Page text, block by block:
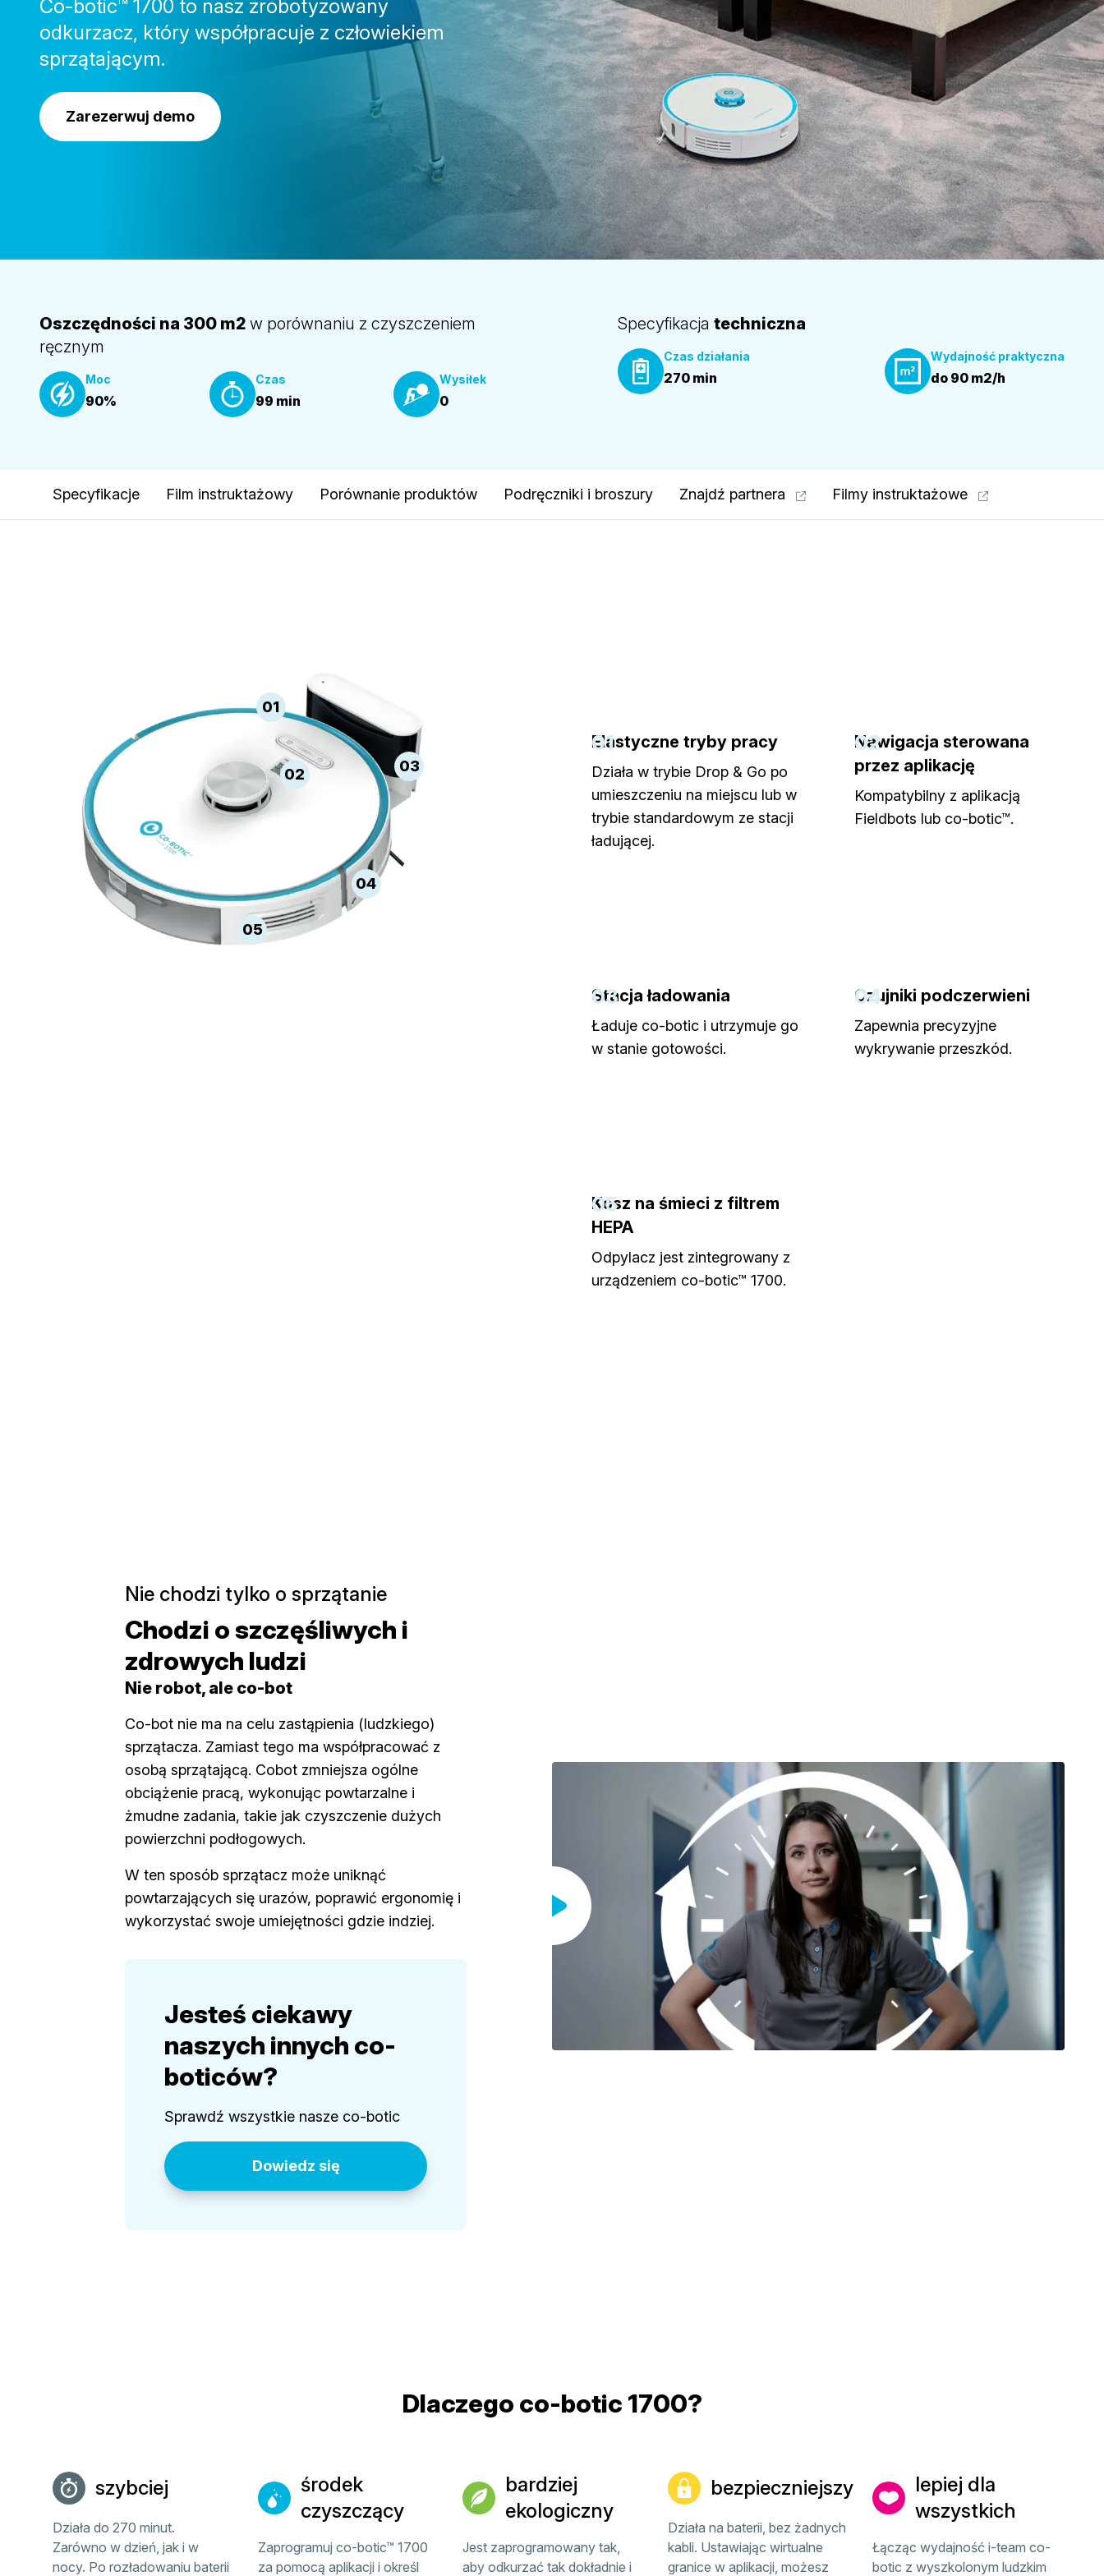
Co-botic™ 1700 to nasz zrobotyzowany
odkurzacz, który współpracuje z człowiekiem
sprzątającym.
Zarezerwuj demo
Oszczędności na 300 m2 w porównaniu z czyszczeniem
ręcznym
Moc
90%
Czas
99 min
Wysiłek
0
Specyfikacja techniczna
Czas działania
270 min
Wydajność praktyczna
do 90 m2/h
Specyfikacje Film instruktażowy Porównanie produktów Podręczniki i broszury Znajdź partnera Filmy instruktażowe
01
02 03
04
05
01
Elastyczne tryby pracy
Działa w trybie Drop & Go po
umieszczeniu na miejscu lub w
trybie standardowym ze stacji
ładującej.
02
Nawigacja sterowana
przez aplikację
Kompatybilny z aplikacją
Fieldbots lub co-botic™.
03
Stacja ładowania
Ładuje co-botic i utrzymuje go
w stanie gotowości.
04
Czujniki podczerwieni
Zapewnia precyzyjne
wykrywanie przeszkód.
05
Kosz na śmieci z filtrem
HEPA
Odpylacz jest zintegrowany z
urządzeniem co-botic™ 1700.
Nie chodzi tylko o sprzątanie
Chodzi o szczęśliwych i
zdrowych ludzi
Nie robot, ale co-bot
Co-bot nie ma na celu zastąpienia (ludzkiego)
sprzątacza. Zamiast tego ma współpracować z
osobą sprzątającą. Cobot zmniejsza ogólne
obciążenie pracą, wykonując powtarzalne i
żmudne zadania, takie jak czyszczenie dużych
powierzchni podłogowych.
W ten sposób sprzątacz może uniknąć
powtarzających się urazów, poprawić ergonomię i
wykorzystać swoje umiejętności gdzie indziej.
Jesteś ciekawy
naszych innych co-
boticów?
Sprawdź wszystkie nasze co-botic
Dowiedz się
Dlaczego co-botic 1700?
szybciej
Działa do 270 minut.
Zarówno w dzień, jak i w
nocy. Po rozładowaniu baterii
środek
czyszczący
Zaprogramuj co-botic™ 1700
za pomocą aplikacji i określ
bardziej
ekologiczny
Jest zaprogramowany tak,
aby odkurzać tak dokładnie i
bezpieczniejszy
Działa na baterii, bez żadnych
kabli. Ustawiając wirtualne
granice w aplikacji, możesz
lepiej dla
wszystkich
Łącząc wydajność i-team co-
botic z wyszkolonym ludzkim